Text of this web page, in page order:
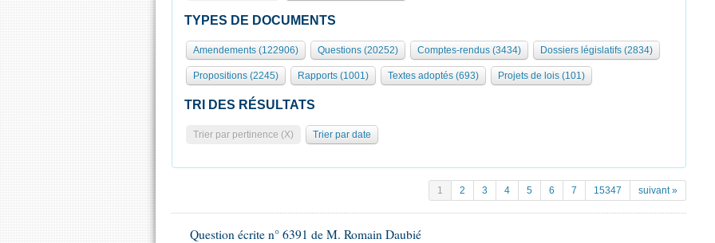
TYPES DE DOCUMENTS
Amendements (122906) Questions (20252) Comptes-rendus (3434) Dossiers législatifs (2834)
Propositions (2245) Rapports (1001) Textes adoptés (693) Projets de lois (101)
TRI DES RÉSULTATS
Trier par pertinence (X) Trier par date
1 2 3 4 5 6 7 15347 suivant »
Question écrite n° 6391 de M. Romain Daubié